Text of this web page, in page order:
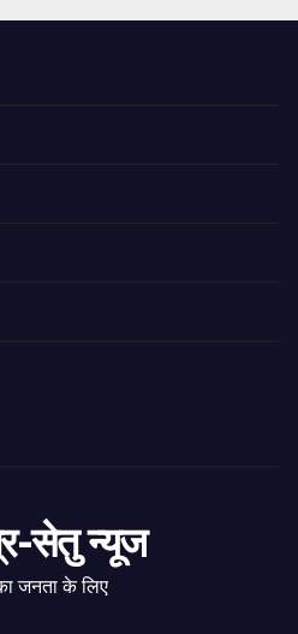
सेतु न्यूज
जनता के लिए